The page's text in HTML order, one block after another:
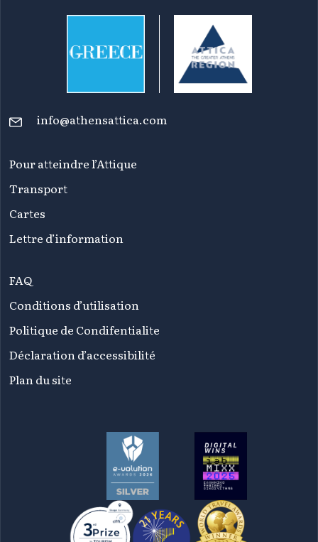
info@athensattica.com
Pour atteindre l’Attique
Transport
Cartes
Lettre d’information
FAQ
Conditions d’utilisation
Politique de Condifentialite
Déclaration d’accessibilité
Plan du site